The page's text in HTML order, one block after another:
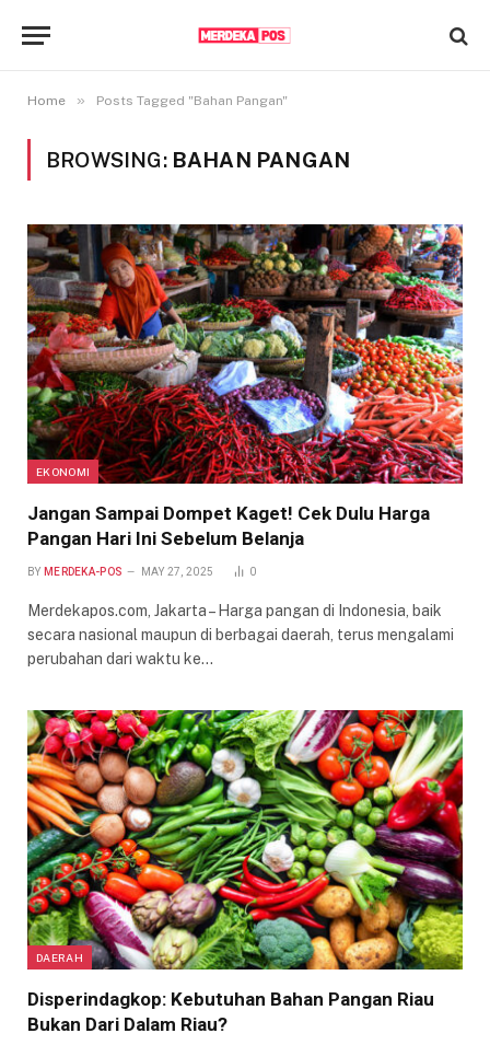
Home » Posts Tagged "Bahan Pangan"
BROWSING: BAHAN PANGAN
EKONOMI
Jangan Sampai Dompet Kaget! Cek Dulu Harga
Pangan Hari Ini Sebelum Belanja
BY MERDEKA-POS MAY 27, 2025 0
Merdekapos.com, Jakarta – Harga pangan di Indonesia, baik
secara nasional maupun di berbagai daerah, terus mengalami
perubahan dari waktu ke…
DAERAH
Disperindagkop: Kebutuhan Bahan Pangan Riau
Bukan Dari Dalam Riau?